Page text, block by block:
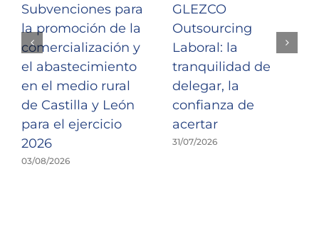
Subvenciones para
la promoción de la
comercialización y
el abastecimiento
en el medio rural
de Castilla y León
para el ejercicio
2026
03/08/2026
GLEZCO
Outsourcing
Laboral: la
tranquilidad de
delegar, la
confianza de
acertar
31/07/2026